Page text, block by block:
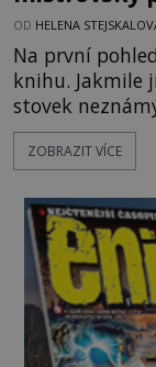
OD HELENA
Na první
knihu. Jakmile
stovek
textu, který už
pokusům o
jistotou neví,
vlastně vypráví. Rohoncský kodex se
objevuje v roce
ZOBRAZIT VÍCE